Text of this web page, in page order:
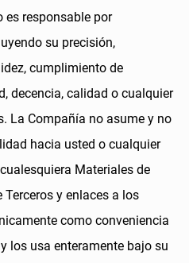
es responsable por
su precisión,
cumplimiento de
decencia, calidad o cualquier
La Compañía no asume y no
hacia usted o cualquier
Materiales de
y enlaces a los
como conveniencia
los usa enteramente bajo su